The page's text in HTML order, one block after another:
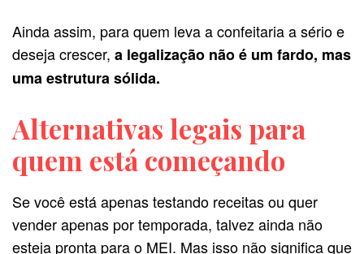
Ainda assim, para quem leva a confeitaria a sério e
deseja crescer, a legalização não é um fardo, mas
uma estrutura sólida.
Alternativas legais para
quem está começando
Se você está apenas testando receitas ou quer
vender apenas por temporada, talvez ainda não
esteja pronta para o MEI. Mas isso não significa que